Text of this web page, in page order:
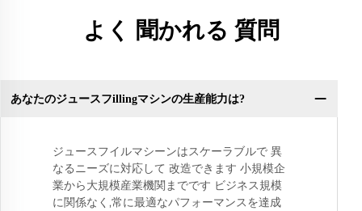
よく 聞かれる 質問
あなたのジュースフillingマシンの生産能力は?
ジュースフイルマシーンはスケーラブルで 異
なるニーズに対応して 改造できます 小規模企
業から大規模産業機関までです ビジネス規模
に関係なく,常に最適なパフォーマンスを達成